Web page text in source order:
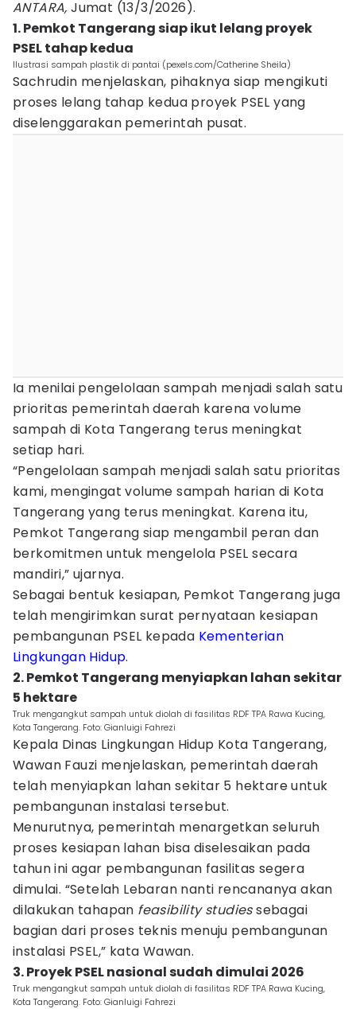
ANTARA, Jumat (13/3/2026).
1. Pemkot Tangerang siap ikut lelang proyek
PSEL tahap kedua
Ilustrasi sampah plastik di pantai (pexels.com/Catherine Sheila)
Sachrudin menjelaskan, pihaknya siap mengikuti
proses lelang tahap kedua proyek PSEL yang
diselenggarakan pemerintah pusat.
Ia menilai pengelolaan sampah menjadi salah satu
prioritas pemerintah daerah karena volume
sampah di Kota Tangerang terus meningkat
setiap hari.
“Pengelolaan sampah menjadi salah satu prioritas
kami, mengingat volume sampah harian di Kota
Tangerang yang terus meningkat. Karena itu,
Pemkot Tangerang siap mengambil peran dan
berkomitmen untuk mengelola PSEL secara
mandiri,” ujarnya.
Sebagai bentuk kesiapan, Pemkot Tangerang juga
telah mengirimkan surat pernyataan kesiapan
pembangunan PSEL kepada Kementerian
Lingkungan Hidup.
2. Pemkot Tangerang menyiapkan lahan sekitar
5 hektare
Truk mengangkut sampah untuk diolah di fasilitas RDF TPA Rawa Kucing,
Kota Tangerang. Foto: Gianluigi Fahrezi
Kepala Dinas Lingkungan Hidup Kota Tangerang,
Wawan Fauzi menjelaskan, pemerintah daerah
telah menyiapkan lahan sekitar 5 hektare untuk
pembangunan instalasi tersebut.
Menurutnya, pemerintah menargetkan seluruh
proses kesiapan lahan bisa diselesaikan pada
tahun ini agar pembangunan fasilitas segera
dimulai. “Setelah Lebaran nanti rencananya akan
dilakukan tahapan feasibility studiessebagai
bagian dari proses teknis menuju pembangunan
instalasi PSEL,” kata Wawan.
3. Proyek PSEL nasional sudah dimulai 2026
Truk mengangkut sampah untuk diolah di fasilitas RDF TPA Rawa Kucing,
Kota Tangerang. Foto: Gianluigi Fahrezi